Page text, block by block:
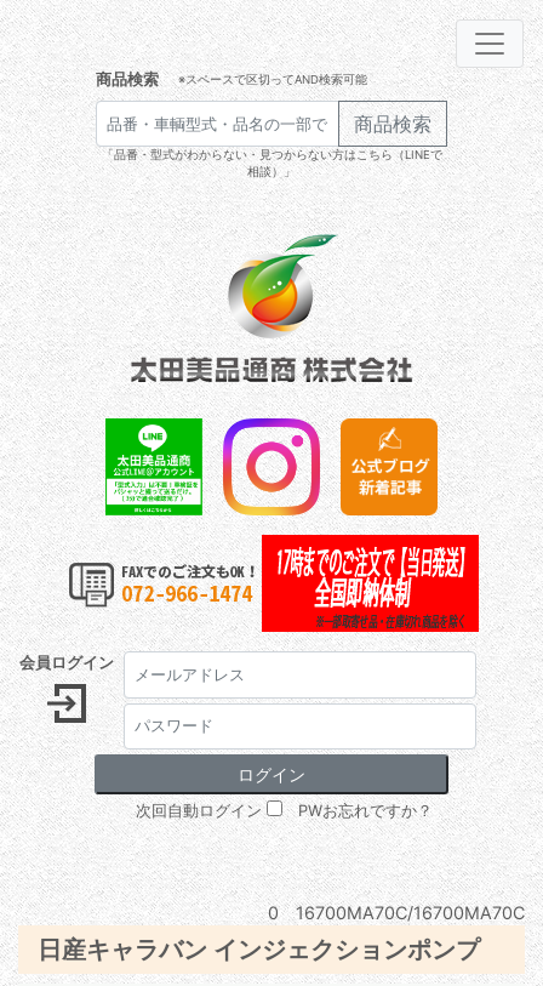
商品検索 ※スペースで区切ってAND検索可能
商品検索
「品番・型式がわからない・見つからない方はこちら（LINEで
相談）」
会員ログイン
次回自動ログイン PWお忘れですか？
0 16700MA70C/16700MA70C
日産キャラバン インジェクションポンプ